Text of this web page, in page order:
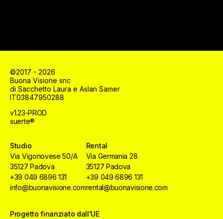
©2017 - 2026
Buona Visione snc
di Sacchetto Laura e Aslan Samer
IT03847950288
v1.23-PROD
suerte®
Studio
Via Vigonovese 50/A
35127 Padova
+39 049 6896 131
info@buonavisione.com
Rental
Via Germania 28
35127 Padova
+39 049 6896 131
rental@buonavisione.com
Progetto finanziato dall'UE